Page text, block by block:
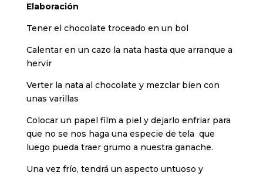
Elaboración
Tener el chocolate troceado en un bol
Calentar en un cazo la nata hasta que arranque a
hervir
Verter la nata al chocolate y mezclar bien con
unas varillas
Colocar un papel film a piel y dejarlo enfriar para
que no se nos haga una especie de tela que
luego pueda traer grumo a nuestra ganache.
Una vez frío, tendrá un aspecto untuoso y